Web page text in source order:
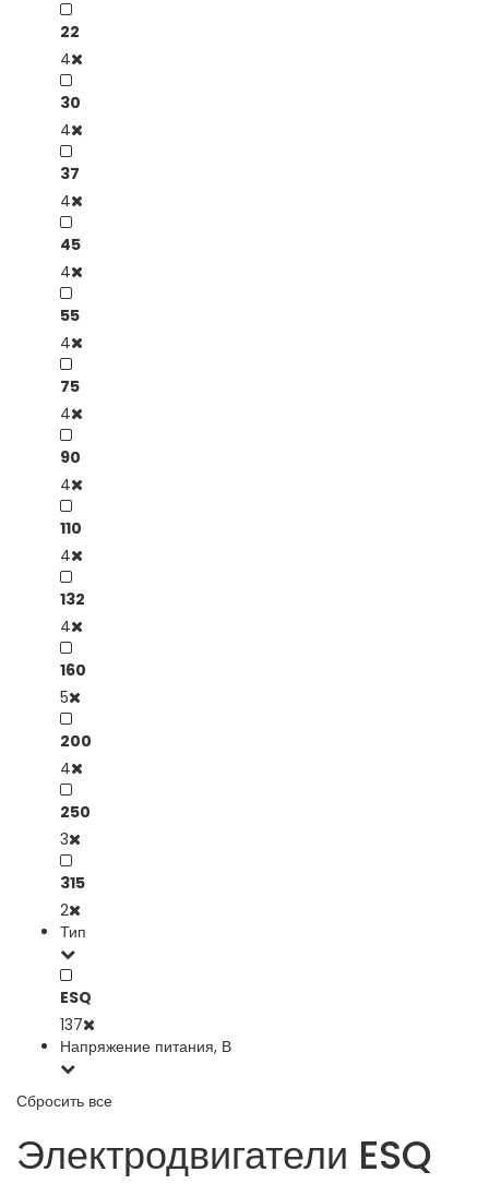
22
4
30
4
37
4
45
4
55
4
75
4
90
4
110
4
132
4
160
5
200
4
250
3
315
2
Тип
ESQ
137
Напряжение питания, В
Сбросить все
Электродвигатели ESQ